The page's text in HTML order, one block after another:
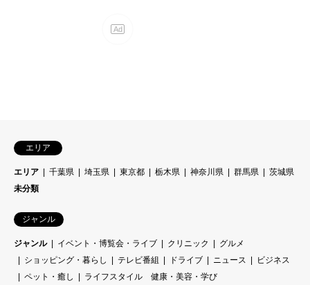
エリア
エリア 千葉県 埼玉県 東京都 栃木県 神奈川県 群馬県
茨城県
未分類
ジャンル
ジャンル イベント・博覧会・ライブ クリニック
グルメ
ショッピング・暮らし
テレビ番組 ドライブ ニュース
ビジネス
ペット・癒し
ライフスタイル 健康・美容・学び